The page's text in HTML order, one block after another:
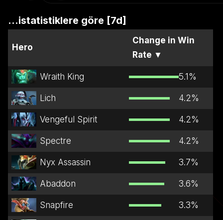
...istatistiklere göre [7d]
Hero
Change in Win
Rate ▼
Wraith King 5.1%
Lich 4.2%
Vengeful Spirit 4.2%
Spectre 4.2%
Nyx Assassin 3.7%
Abaddon 3.6%
Snapfire 3.3%